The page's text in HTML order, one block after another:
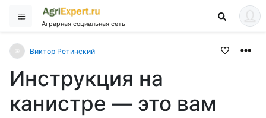
Аграрная социальная сеть
Виктор Ретинский
Инструкция на
канистре — это вам